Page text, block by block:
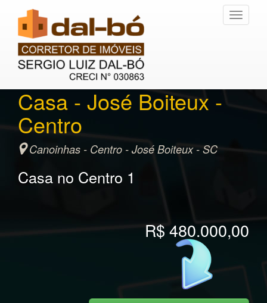
Toggle
Casa - José Boiteux -
Centro
Canoinhas - Centro - José Boiteux - SC
Casa no Centro 1
R$ 480.000,00